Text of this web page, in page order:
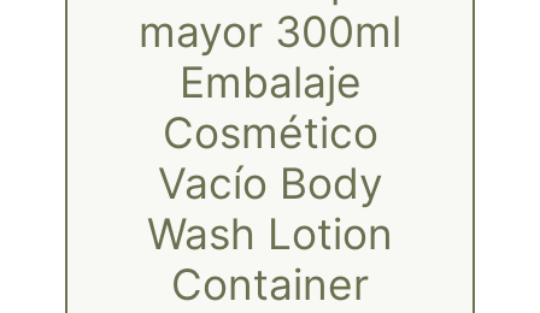
mayor 300ml
Embalaje
Cosmético
Vacío Body
Wash Lotion
Container